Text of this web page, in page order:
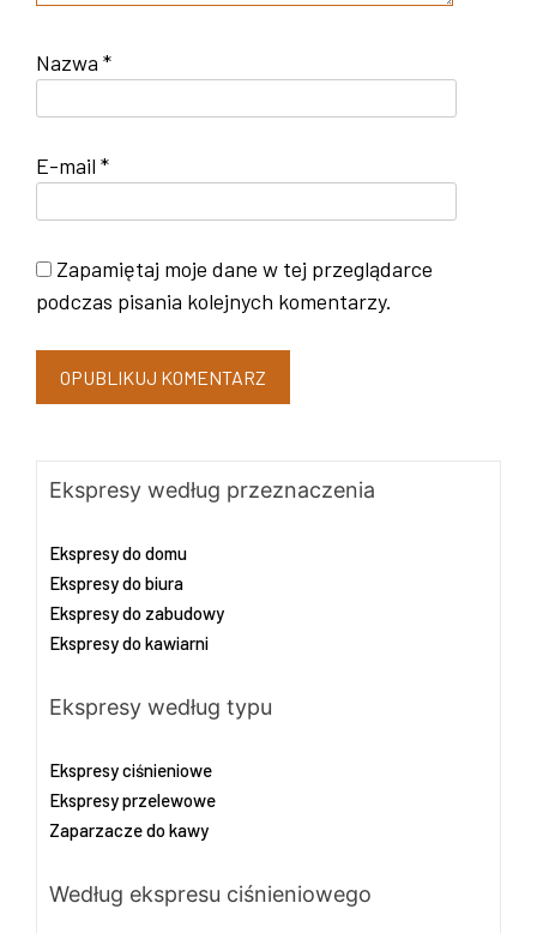
Nazwa *
E-mail *
Zapamiętaj moje dane w tej przeglądarce
podczas pisania kolejnych komentarzy.
Ekspresy według przeznaczenia
Ekspresy do domu
Ekspresy do biura
Ekspresy do zabudowy
Ekspresy do kawiarni
Ekspresy według typu
Ekspresy ciśnieniowe
Ekspresy przelewowe
Zaparzacze do kawy
Według ekspresu ciśnieniowego